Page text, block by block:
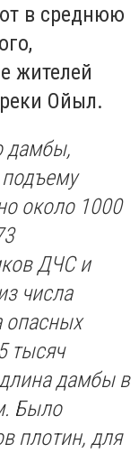
в среднюю
жителей
Ойыл.
дамбы,
около 1000
ДЧС и
числа
опасных
тысяч
дамбы в
Было
плотин, для